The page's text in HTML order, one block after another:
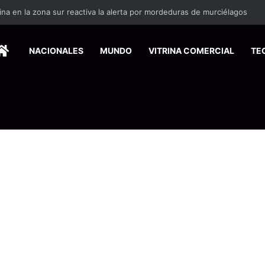
en la zona sur reactiva la alerta por mordeduras de murciélagos
HOMENACIONALES MUNDO VITRINA COMERCIAL